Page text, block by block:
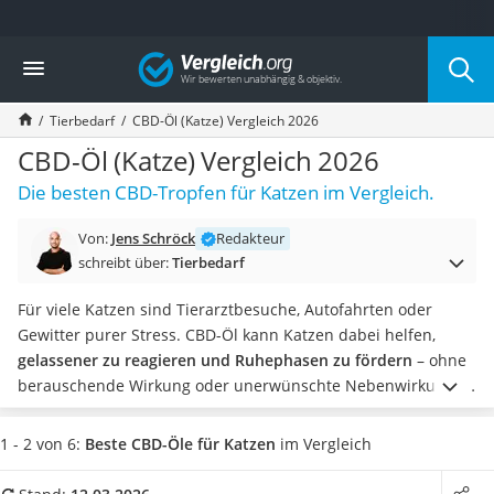
Die beliebtesten Vergleiche nach Kategorie
Drogerie
Inhalator
Haarschneider
Rollator
Braun Rasierer
Katzenklappe (Chip)
Masturbator
Massagepistole
Epilierer
Reisehaartrockner
Eiweißpulver
Magnesiumpräparat
Katzenklappe
Zeckenschutz Katze
Vergleich
Tierbedarf CBD-Öl (Katze) Vergleich 2026
CBD-Öl (Katze) Vergleich 2026
Die besten CBD-Tropfen für Katzen im Vergleich.
Von: Jens Schröck
Redakteur
schreibt über:Tierbedarf
Für viele Katzen sind Tierarztbesuche, Autofahrten oder
Gewitter purer Stress. CBD-Öl kann Katzen dabei helfen,
gelassener zu reagieren und Ruhephasen zu fördern – ohne
berauschende Wirkung oder unerwünschte Nebenwirkungen,
wenn es passend gewählt wird. Doch die Auswahl ist groß:
Konzentration, Spektrum und Trägeröl unterscheiden sich je
ein THC-freies und verträgliches CBD-Öl für Ihre Katze
1 - 2 von 6: Beste CBD-Öle für Katzen im Vergleich